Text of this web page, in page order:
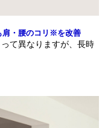
肩・腰のコリ※を改善
て異なりますが、長時